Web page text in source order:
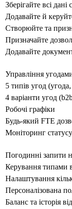
Зберігайте всі
Додавайте й
Створюйте та
Призначайте
Додавайте
Управління
5 типів угод
4 варіанти угод
Робочі графіки
Будь-який FTE
Моніторинг
Погодинні запити
Керування типами
Налаштування
Персоналізована
Баланс та історія